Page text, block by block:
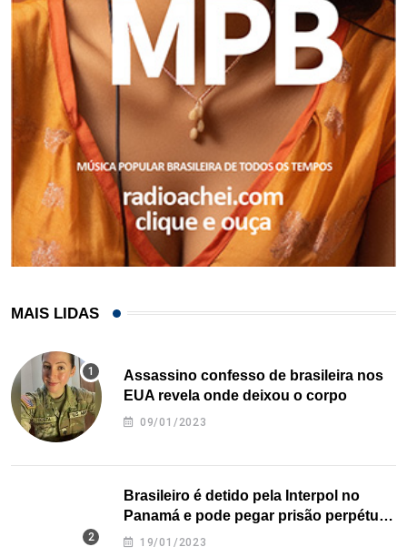
MAIS LIDAS
Assassino confesso de brasileira nos
EUA revela onde deixou o corpo
09/01/2023
Brasileiro é detido pela Interpol no
Panamá e pode pegar prisão perpétua
nos EUA
19/01/2023